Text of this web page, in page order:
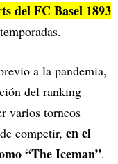
del FC Basel 1893
a la pandemia,
del ranking
varios torneos
competir, en el
“The Iceman”.